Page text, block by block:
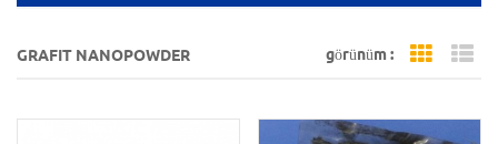
GRAFIT NANOPOWDER görünüm : Grid